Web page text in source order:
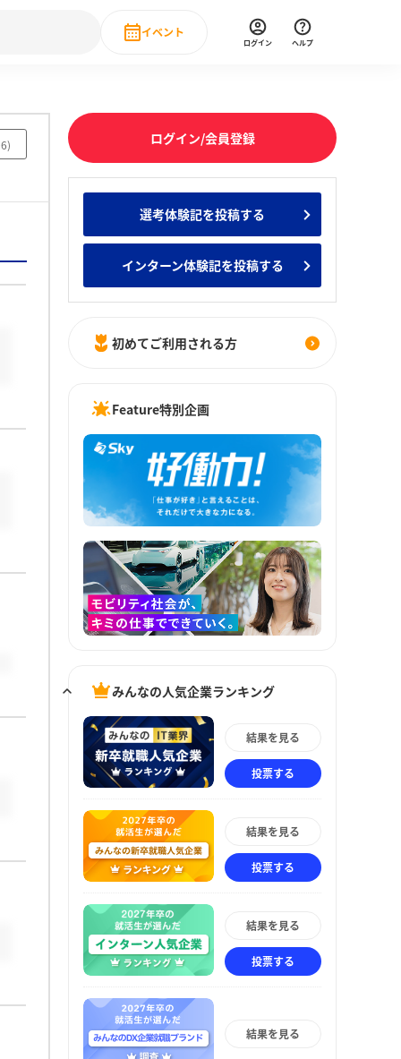
卒就職人気企業ランキング みんなのインターン人気企業ランキ
・DX現場社員インタビュー
イベント
直近のイベント一覧
ログイン ヘルプ
) ログイン/会員登録
選考体験記を投稿する
インターン体験記を投稿する
初めてご利用される方
Feature特別企画
みんなの人気企業ランキング
結果を見る
投票する
結果を見る
投票する
結果を見る
投票する
結果を見る